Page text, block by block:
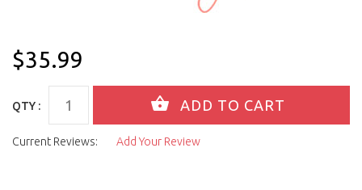
$35.99
QTY :
Current Reviews: Add Your Review